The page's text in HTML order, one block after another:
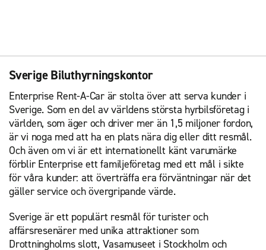
Sverige Biluthyrningskontor
Enterprise Rent-A-Car är stolta över att serva kunder i
Sverige. Som en del av världens största hyrbilsföretag i
världen, som äger och driver mer än 1,5 miljoner fordon,
är vi noga med att ha en plats nära dig eller ditt resmål.
Och även om vi är ett internationellt känt varumärke
förblir Enterprise ett familjeföretag med ett mål i sikte
för våra kunder: att överträffa era förväntningar när det
gäller service och övergripande värde.
Sverige är ett populärt resmål för turister och
affärsresenärer med unika attraktioner som
Drottningholms slott, Vasamuseet i Stockholm och